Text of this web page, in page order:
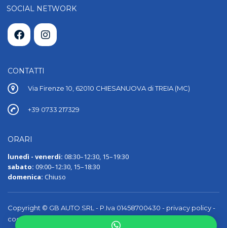
SOCIAL NETWORK
CONTATTI
Via Firenze 10, 62010 CHIESANUOVA di TREIA (MC)
+39 0733 217329
ORARI
lunedì - venerdi: 08:30–12:30, 15–19:30
sabato: 09:00–12:30, 15–18:30
domenica: Chiuso
Copyright © GB AUTO SRL - P.Iva 01458700430 - privacy policy-
cookie policy